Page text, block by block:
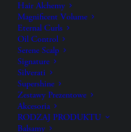
Hair Alchemy
Magnificent Volume
Eternal Curls
Oil Control
Serene Scalp
Signature
Silverati
Supershine
Zestawy Prezentowe
Akcesoria
RODZAJ PRODUKTU
Balsamy